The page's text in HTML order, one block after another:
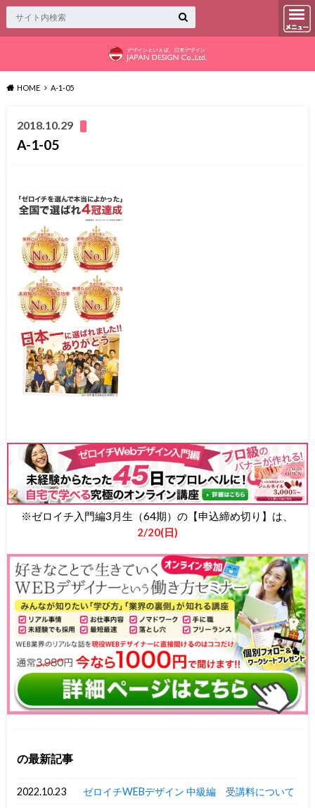
HOME A-1-05
2018.10.29
A-1-05
※ゼロイチ入門編3月生（64期）の【申込締め切り】は、
2/20(日)
の最新記事
2022.10.23 ゼロイチWEBデザイン 中級編 受講料について